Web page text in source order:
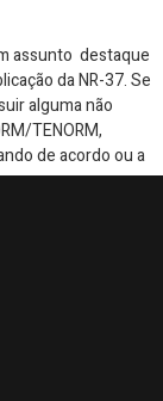
assunto destaque
da NR-37. Se
alguma não
TENORM,
de acordo ou a